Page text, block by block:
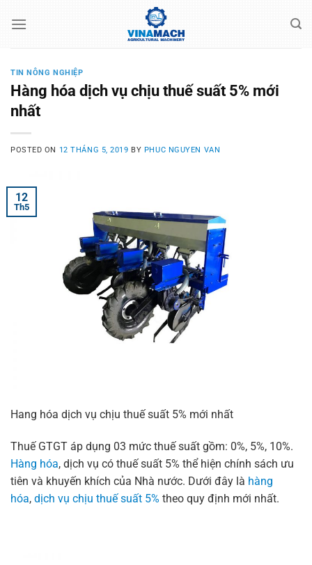
TIN NÔNG NGHIỆP
Hàng hóa dịch vụ chịu thuế suất 5% mới
nhất
POSTED ON 12 THÁNG 5, 2019 BY PHUC NGUYEN VAN
12
Th5
Hang hóa dịch vụ chịu thuế suất 5% mới nhất
Thuế GTGT áp dụng 03 mức thuế suất gồm: 0%, 5%, 10%.
Hàng hóa, dịch vụ có thuế suất 5% thể hiện chính sách ưu
tiên và khuyến khích của Nhà nước. Dưới đây là hàng
hóa, dịch vụ chịu thuế suất 5% theo quy định mới nhất.